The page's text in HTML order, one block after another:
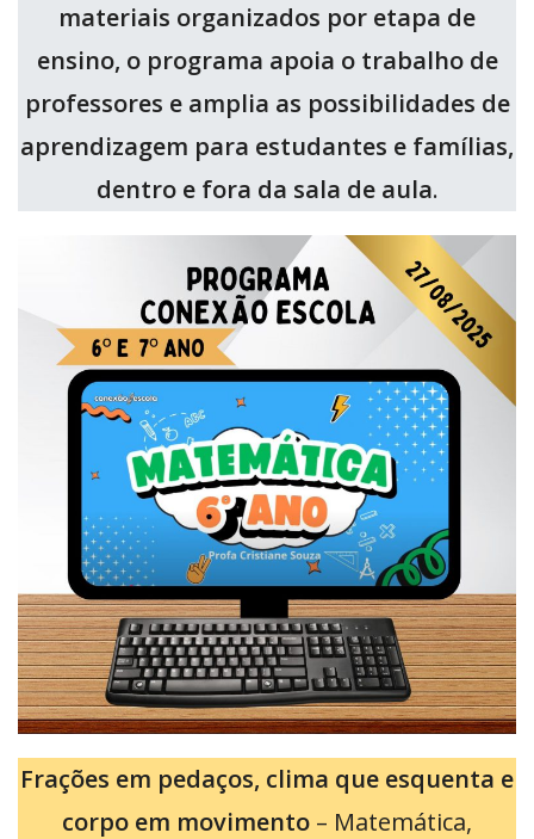
materiais organizados por etapa de
ensino, o programa apoia o trabalho de
professores e amplia as possibilidades de
aprendizagem para estudantes e famílias,
dentro e fora da sala de aula.
Frações em pedaços, clima que esquenta e
corpo em movimento – Matemática,